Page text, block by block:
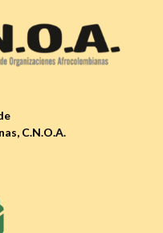
C.N.O.A.